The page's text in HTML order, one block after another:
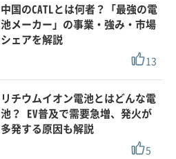
中国のCATLとは何者？「最強の電
池メーカー」の事業・強み・市場
シェアを解説
13
リチウムイオン電池とはどんな電
池？ EV普及で需要急増、発火が
多発する原因も解説
5